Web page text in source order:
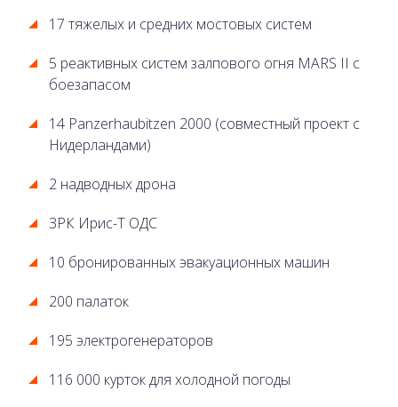
17 тяжелых и средних мостовых систем
5 реактивных систем залпового огня MARS II с
боезапасом
14 Panzerhaubitzen 2000 (совместный проект с
Нидерландами)
2 надводных дрона
ЗРК Ирис-Т ОДС
10 бронированных эвакуационных машин
200 палаток
195 электрогенераторов
116 000 курток для холодной погоды